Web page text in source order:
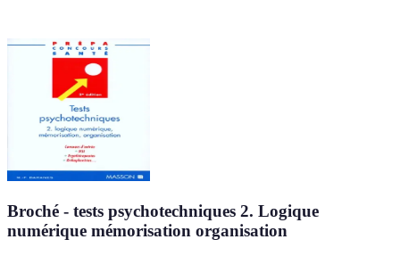
Broché - tests psychotechniques 2. Logique
numérique mémorisation organisation